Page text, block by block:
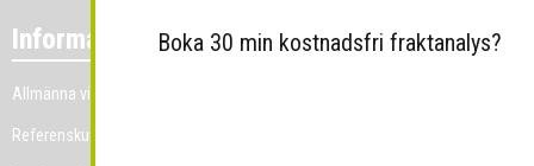
Information
Allmänna villkor
Referenskunder
Boka 30 min kostnadsfri fraktanalys?